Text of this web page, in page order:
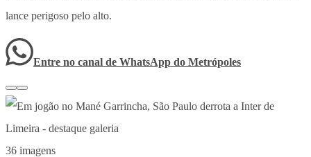
lance perigoso pelo alto.
Entre no canal de WhatsApp do Metrópoles
36 imagens